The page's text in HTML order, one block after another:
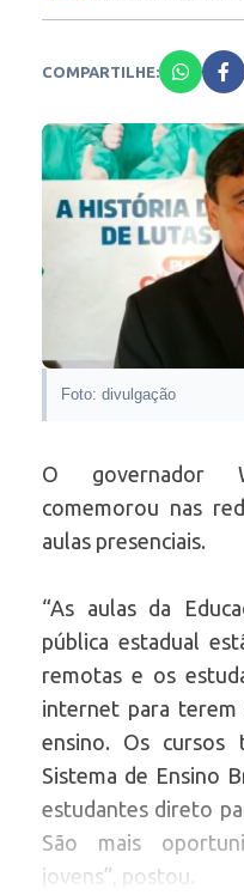
COMPARTILHE:
Foto: divulgação
O governador
comemorou nas
aulas presenciais.
“As aulas da
pública estadual
remotas e os
internet para terem
ensino. Os cursos
Sistema de Ensino
estudantes direto
São mais
jovens”, postou.